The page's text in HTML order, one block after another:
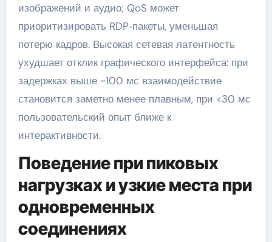
изображений и аудио; QoS может
приоритизировать RDP‑пакеты, уменьшая
потерю кадров. Высокая сетевая латентность
ухудшает отклик графического интерфейса: при
задержках выше ~100 мс взаимодействие
становится заметно менее плавным, при <30 мс
пользовательский опыт ближе к
интерактивности.
Поведение при пиковых
нагрузках и узкие места при
одновременных
соединениях